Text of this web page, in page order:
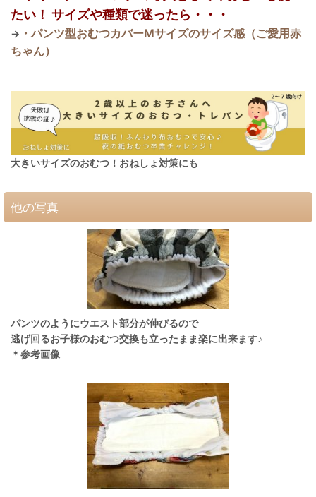
たい！ サイズや種類で迷ったら・・・
→ ・パンツ型おむつカバーMサイズのサイズ感（ご愛用赤
ちゃん）
大きいサイズのおむつ！おねしょ対策にも
他の写真
パンツのようにウエスト部分が伸びるので
逃げ回るお子様のおむつ交換も立ったまま楽に出来ます♪
＊参考画像